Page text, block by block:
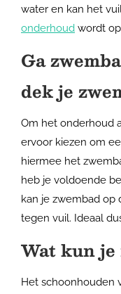
water en kan het
onderhoud wordt
Ga
dek je
Om het onderhoud
ervoor kiezen om
hiermee het
heb je voldoende
kan je zwembad op
tegen vuil. Ideaal
Wat kun je
Het schoonhouden